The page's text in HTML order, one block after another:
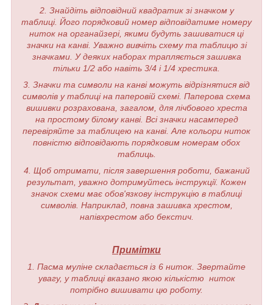
2. Знайдіть відповідний квадратик зі значком у
таблиці. Його порядковий номер відповідатиме номеру
ниток на органайзері, якими будуть зашиватися ці
значки на канві. Уважно вивчіть схему та таблицю зі
значками. У деяких наборах трапляється зашивка
тільки 1/2 або навіть 3/4 і 1/4 хрестика.
3. Значки та символи на канві можуть відрізнятися від
символів у таблиці на паперовій схемі. Паперова схема
вишивки розрахована, загалом, для лічбового хреста
на простому білому канві. Всі значки насамперед
перевіряйте за таблицею на канві. Але кольори ниток
повністю відповідають порядковим номерам обох
таблиць.
4. Щоб отримати, після завершення роботи, бажаний
результат, уважно дотримуйтесь інструкції. Кожен
значок схеми має обов'язкову інструкцію в таблиці
символів. Наприклад, повна зашивка хрестом,
напівхрестом або бекстич.
Примітки
1. Пасма муліне складається із 6 ниток. Звертайте
увагу, у таблиці вказано якою кількістю ниток
потрібно вишивати цю роботу.